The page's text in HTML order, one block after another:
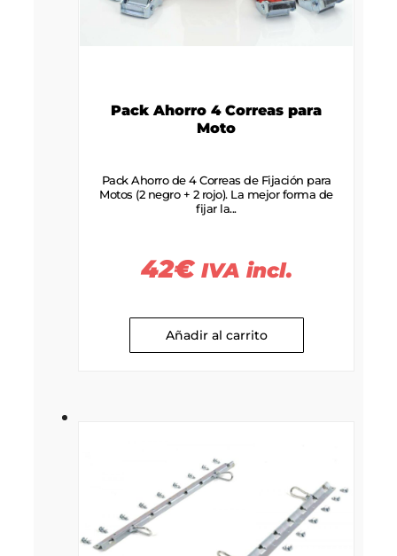
Pack Ahorro 4 Correas para
Moto
Pack Ahorro de 4 Correas de Fijación para
Motos (2 negro + 2 rojo). La mejor forma de
fijar la...
42€ IVA incl.
Añadir al carrito